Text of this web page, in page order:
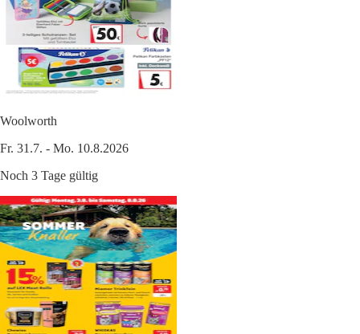
Woolworth
Fr. 31.7. - Mo. 10.8.2026
Noch 3 Tage gültig